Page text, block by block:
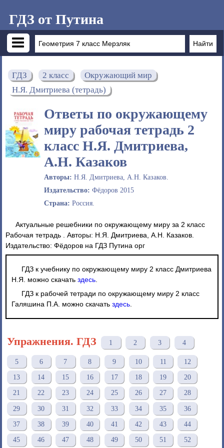
ГДЗ от Путина
ГДЗ 2 класс
Окружающий мир
Н.Я. Дмитриева (тетрадь)
Ответы по окружающему
миру рабочая тетрадь 2
класс Н.Я. Дмитриева,
А.Н. Казаков
Авторы: Н.Я. Дмитриева, А.Н. Казаков.
Издательство: Фёдоров 2015
Страна: Россия.
Актуальные решебники по окружающему миру за 2 класс
Рабочая тетрадь . Авторы: Н.Я. Дмитриева, А.Н. Казаков.
Издательство: Фёдоров на ГДЗ Путина орг
ГДЗ к учебнику по окружающему миру 2 класс Дмитриева
Н.Я. можно скачать здесь
ГДЗ к рабочей тетради по окружающему миру 2 класс
Галяшина П.А. можно скачать здесь
Упражнения. ГДЗ 1 2 3 4
5 6 7 8 9 10 11 12
13 14 15 16 17 18 19 20
21 22 23 24 25 26 27 28
29 30 31 32 33 34 35 36
37 38 39 40 41 42 43 44
45 46 47 48 49 50 51 52